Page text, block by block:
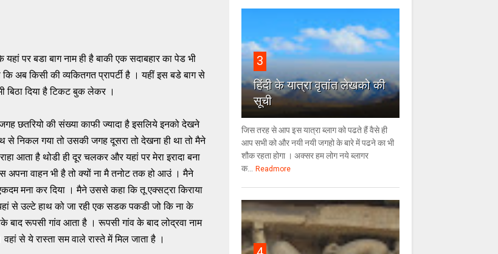
पर बडा बाग नाम ही है बाकी एक सदाबहार का पेड भी
अब किसी की व्यकितगत प्रापर्टी है । यहीं इस बडे बाग से
दिया है टिकट बुक लेकर ।
छ​तरियो की संख्या काफी ज्यादा है इसलिये इनको देखने
निकल गया तो उसकी जगह दूसरा तो देखना ही था तो मैने
आता है थोडी ही दूर चलकर और यहां पर मेरा इरादा बना
अपना वाहन भी है तो क्यों ना मै तनोट तक हो आउं । मैने
मना कर दिया । मैने उससे कहा कि तू एक्सट्रा किराया
से उल्टे हाथ को जा रही एक सडक पकडी जो कि ना के
रूपसी गांव आता है । रूपसी गांव के बाद लोद्रवा नाम
से ये रास्ता सम वाले रास्ते में मिल जाता है ।
3
हिंदी के यात्रा वृतांत लेखको की
सूची
जिस तरह से आप इस यात्रा ब्लाग को पढते हैं वैसे ही
आप सभी को और नयी नयी जगहो के बारे में पढने का भी
शौक रहता होगा । अक्सर हम लोग नये ब्लागर
क...
Readmore